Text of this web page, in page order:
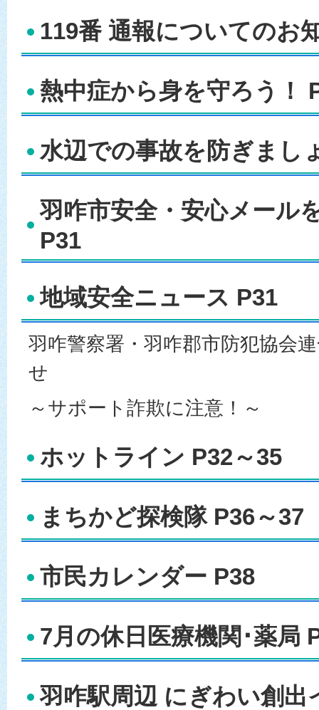
119番 通報についてのお
熱中症から身を守ろう！
水辺での事故を防ぎまし
羽咋市安全・安心メール
P31
地域安全ニュース P31
羽咋警察署・羽咋郡市防犯協会
せ
～サポート詐欺に注意！～
ホットライン P32～35
まちかど探検隊 P36～37
市民カレンダー P38
7月の休日医療機関･薬局
羽咋駅周辺 にぎわい創出